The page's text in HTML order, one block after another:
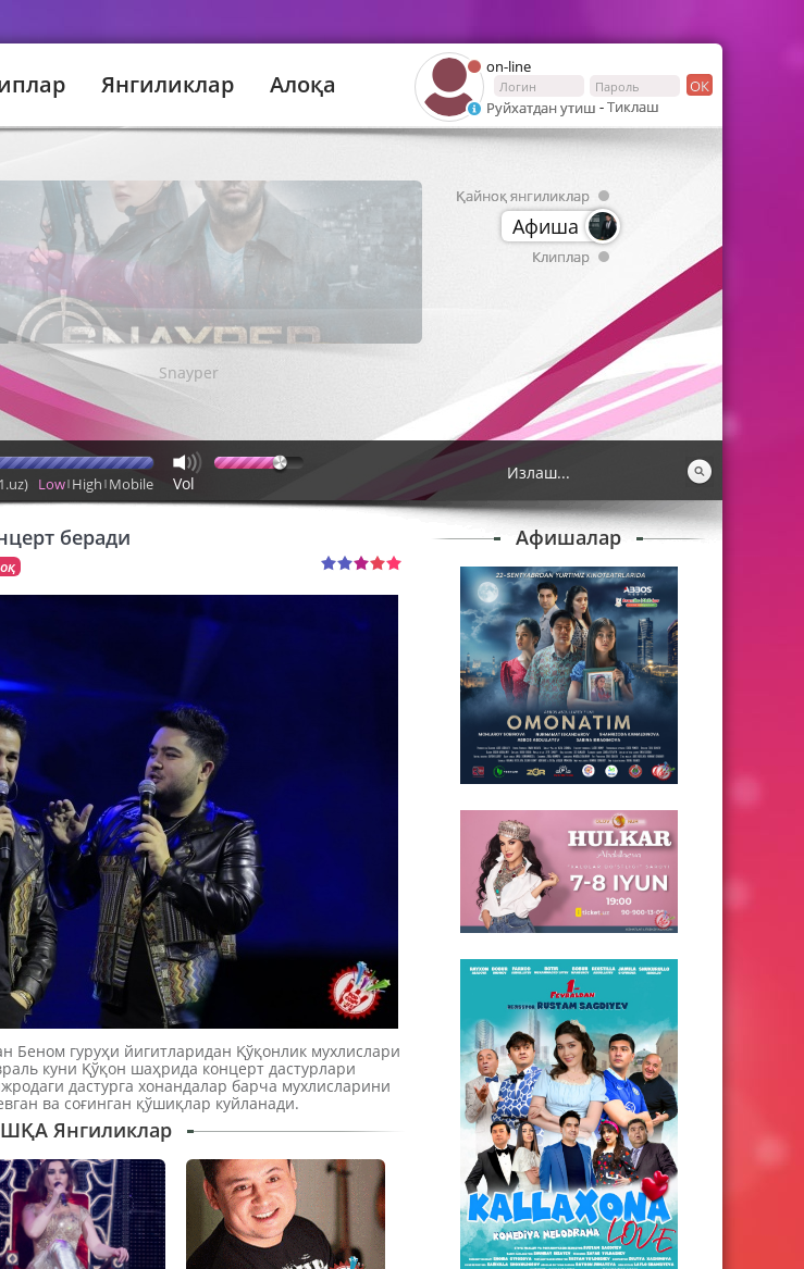
on-line
ОК
Руйхатдан утиш -Тиклаш
Янгиликлар Алоқа
Snayper
Қайноқ янгиликлар
Афиша
Клиплар
Low High Mobile Vol
беради
Беном гуруҳи йигитларидан Қўқонлик мухлислари
куни Қўқон шаҳрида концерт дастурлари
дастурга хонандалар барча мухлисларини
ва соғинган қўшиқлар куйланади.
Янгиликлар
Афишалар